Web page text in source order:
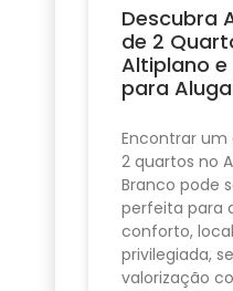
Descubra
de 2
Altiplano
para
Encontrar
2 quartos no
Branco pode
perfeita para
conforto,
privilegiada,
valorização